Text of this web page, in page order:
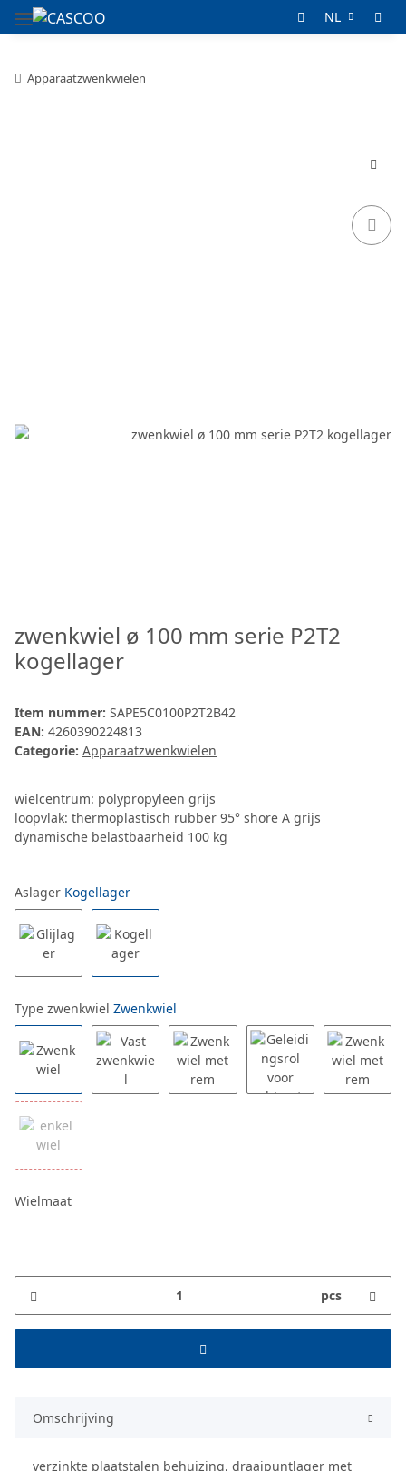
NL
Apparaatzwenkwielen
zwenkwiel ø 100 mm serie P2T2
kogellager
Item nummer: SAPE5C0100P2T2B42
EAN: 4260390224813
Categorie: Apparaatzwenkwielen
wielcentrum: polypropyleen grijs
loopvlak: thermoplastisch rubber 95° shore A grijs
dynamische belastbaarheid 100 kg
Aslager Kogellager
Type zwenkwiel Zwenkwiel
Wielmaat
pcs
Omschrijving
verzinkte plaatstalen behuizing, draaipuntlager met